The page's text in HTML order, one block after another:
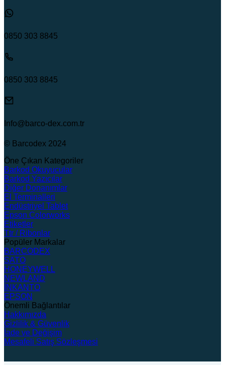
0850 303 8845
0850 303 8845
Info@barco-dex.com.tr
© Barcodex 2024
Öne Çıkan Kategoriler
Barkod Okuyucular
Barkod Yazıcılar
Diğer Donanımlar
El Terminalleri
Endüstriyel Tablet
Epson Colorworks
Etiketler
Ttr / Ribonlar
Popüler Markalar
BARCODEX
SATO
HONEYWELL
NEWLAND
İNKANTO
EPSON
Önemli Bağlantılar
Hakkımızda
Gizlilik & Güvenlik
İade ve Değişim
Mesafeli Satış Sözleşmesi